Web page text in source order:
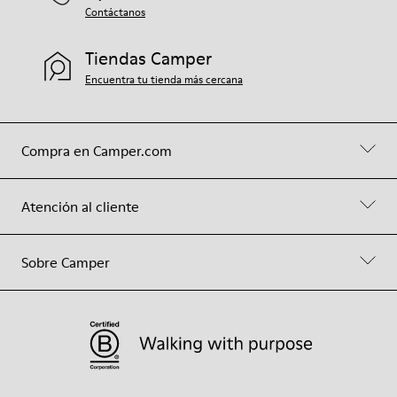
Compra en Camper.com
Atención al cliente
Sobre Camper
Contáctanos
Tiendas Camper
Encuentra tu tienda más cercana